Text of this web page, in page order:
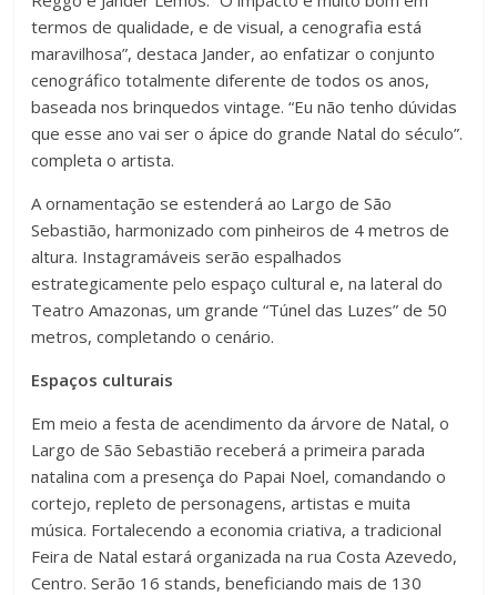
termos de qualidade, e de visual, a cenografia está
maravilhosa”, destaca Jander, ao enfatizar o conjunto
cenográfico totalmente diferente de todos os anos,
baseada nos brinquedos vintage. “Eu não tenho dúvidas
que esse ano vai ser o ápice do grande Natal do século”.
completa o artista.
A ornamentação se estenderá ao Largo de São
Sebastião, harmonizado com pinheiros de 4 metros de
altura. Instagramáveis serão espalhados
estrategicamente pelo espaço cultural e, na lateral do
Teatro Amazonas, um grande “Túnel das Luzes” de 50
metros, completando o cenário.
Espaços culturais
Em meio a festa de acendimento da árvore de Natal, o
Largo de São Sebastião receberá a primeira parada
natalina com a presença do Papai Noel, comandando o
cortejo, repleto de personagens, artistas e muita
música. Fortalecendo a economia criativa, a tradicional
Feira de Natal estará organizada na rua Costa Azevedo,
Centro. Serão 16 stands, beneficiando mais de 130